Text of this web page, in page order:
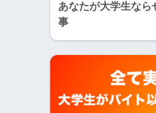
あなたが大学生なら
事